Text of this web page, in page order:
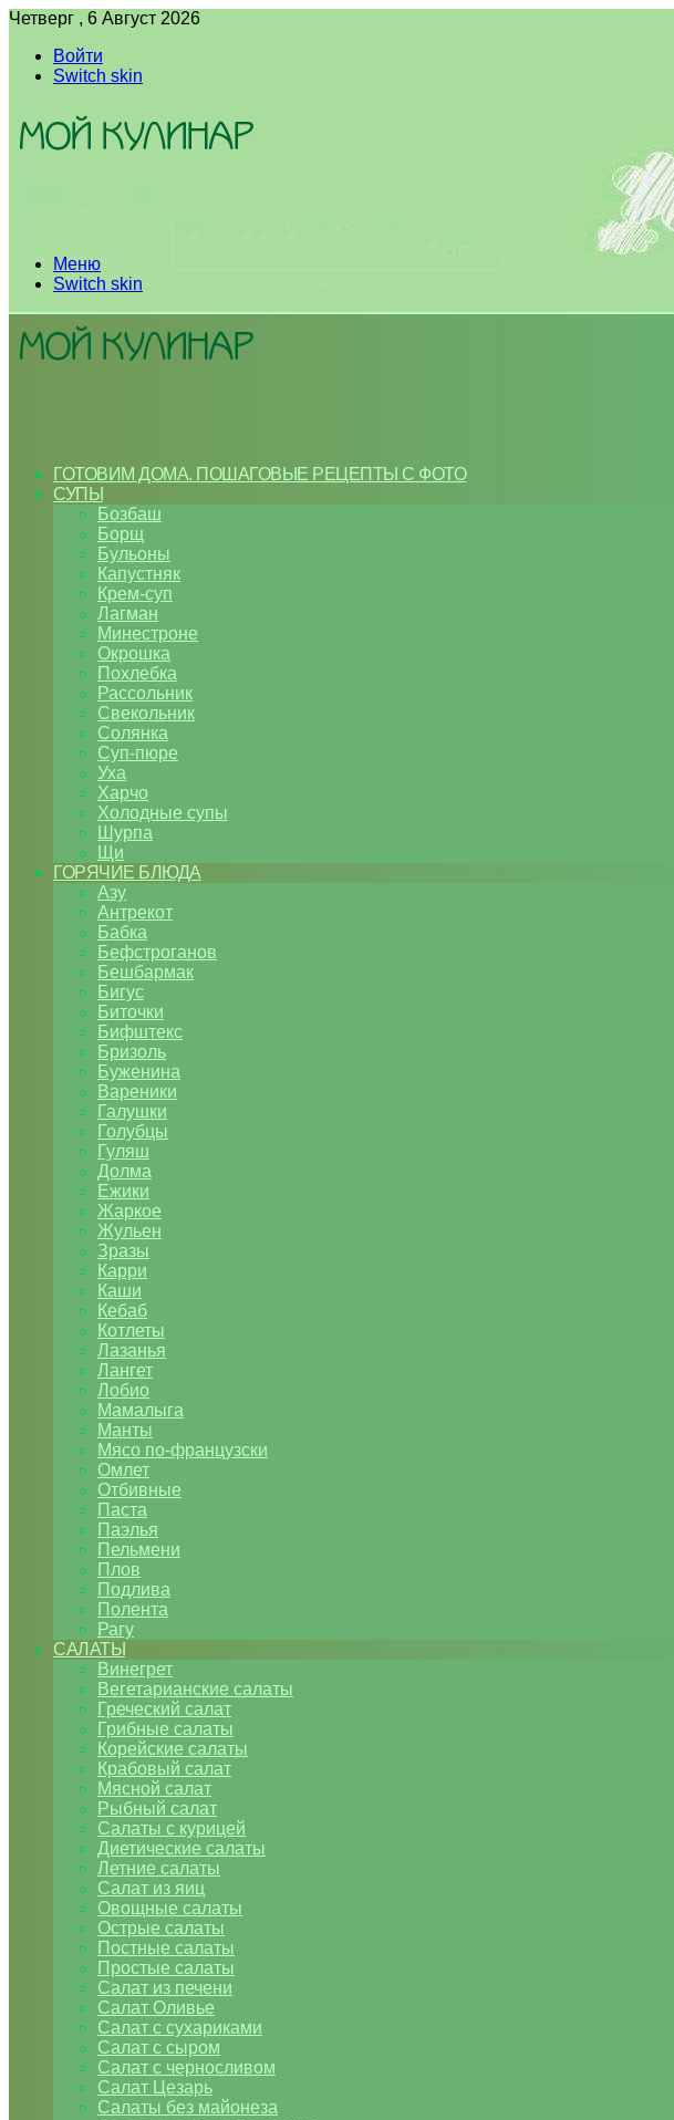
Четверг , 6 Август 2026
Войти
Switch skin
Меню
Switch skin
ГОТОВИМ ДОМА. ПОШАГОВЫЕ РЕЦЕПТЫ С ФОТО
СУПЫ
Бозбаш
Борщ
Бульоны
Капустняк
Крем-суп
Лагман
Минестроне
Окрошка
Похлебка
Рассольник
Свекольник
Солянка
Суп-пюре
Уха
Харчо
Холодные супы
Шурпа
Щи
ГОРЯЧИЕ БЛЮДА
Азу
Антрекот
Бабка
Бефстроганов
Бешбармак
Бигус
Биточки
Бифштекс
Бризоль
Буженина
Вареники
Галушки
Голубцы
Гуляш
Долма
Ежики
Жаркое
Жульен
Зразы
Карри
Каши
Кебаб
Котлеты
Лазанья
Лангет
Лобио
Мамалыга
Манты
Мясо по-французски
Омлет
Отбивные
Паста
Паэлья
Пельмени
Плов
Подлива
Полента
Рагу
САЛАТЫ
Винегрет
Вегетарианские салаты
Греческий салат
Грибные салаты
Корейские салаты
Крабовый салат
Мясной салат
Рыбный салат
Салаты с курицей
Диетические салаты
Летние салаты
Салат из яиц
Овощные салаты
Острые салаты
Постные салаты
Простые салаты
Салат из печени
Салат Оливье
Салат с сухариками
Салат с сыром
Салат с черносливом
Салат Цезарь
Салаты без майонеза